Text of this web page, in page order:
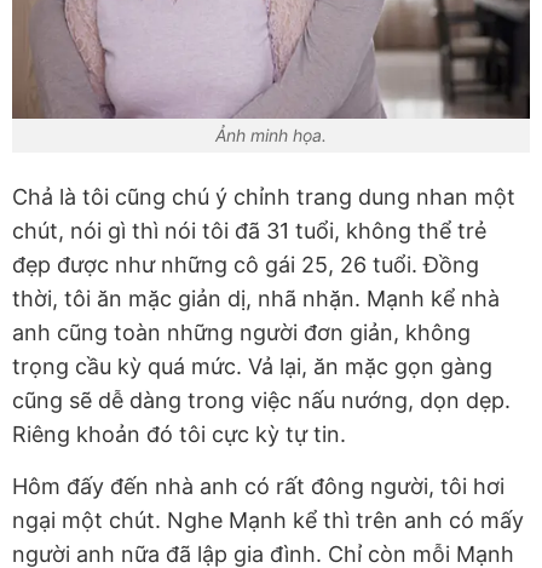
Ảnh minh họa.
Chả là tôi cũng chú ý chỉnh trang dung nhan một
chút, nói gì thì nói tôi đã 31 tuổi, không thể trẻ
đẹp được như những cô gái 25, 26 tuổi. Đồng
thời, tôi ăn mặc giản dị, nhã nhặn. Mạnh kể nhà
anh cũng toàn những người đơn giản, không
trọng cầu kỳ quá mức. Vả lại, ăn mặc gọn gàng
cũng sẽ dễ dàng trong việc nấu nướng, dọn dẹp.
Riêng khoản đó tôi cực kỳ tự tin.
Hôm đấy đến nhà anh có rất đông người, tôi hơi
ngại một chút. Nghe Mạnh kể thì trên anh có mấy
người anh nữa đã lập gia đình. Chỉ còn mỗi Mạnh